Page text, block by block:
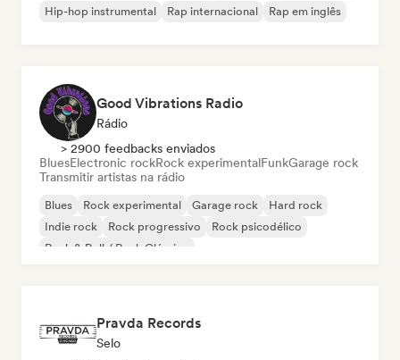
Hip-hop instrumental
Rap internacional Rap em inglês
Good Vibrations Radio
Rádio
> 2900 feedbacks enviados
BluesElectronic rockRock experimentalFunkGarage rock
Transmitir artistas na rádio
Blues Rock experimental Garage rock
Hard rock
Indie rock
Rock progressivo
Rock psicodélico
Rock & Roll / Rock Clássico
Pravda Records
Selo